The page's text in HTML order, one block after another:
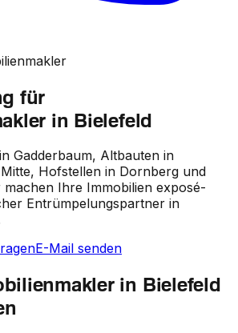
für
in Bielefeld
Gadderbaum, Altbauten in
Hofstellen in Dornberg und
machen Ihre Immobilien exposé-
Entrümpelungspartner in
E-Mail senden
in Bielefeld